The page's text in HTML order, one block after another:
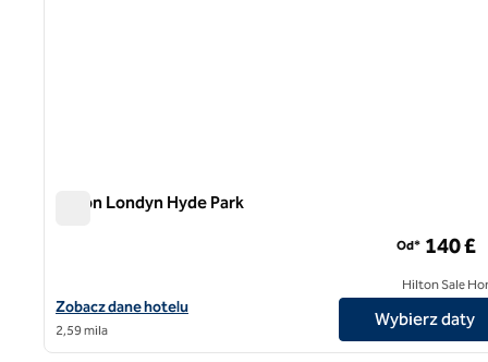
Hilton Londyn Hyde Park
Zobacz szczegóły hotelu Hilton London Hyde Park
Zobacz dane hotelu
2,59 mila
Od* 140 £
Hilton Sale
Wybierz daty
1